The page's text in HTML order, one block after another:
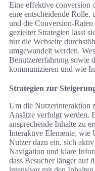
Eine effektive conversion
eine entscheidende Rolle,
und die Conversion-
gezielter Strategien lässt
nur die Webseite
umgewandelt werden.
Benutzererfahrung sowie
kommunizieren und wie
Strategien zur
Um die Nutzerinteraktion
Ansätze verfolgt werden.
ansprechende Inhalte zu
Interaktive Elemente, wie
Nutzer dazu ein, sich
Navigation und klare
dass Besucher länger auf